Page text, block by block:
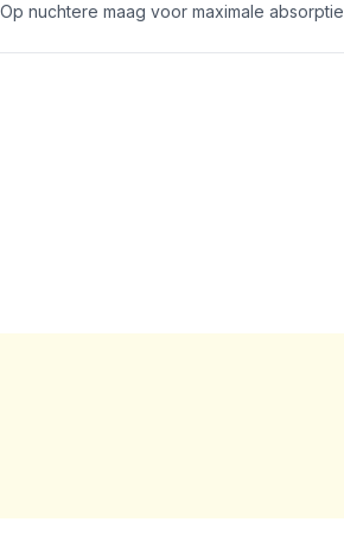
Op nuchtere maag voor maximale absorptie